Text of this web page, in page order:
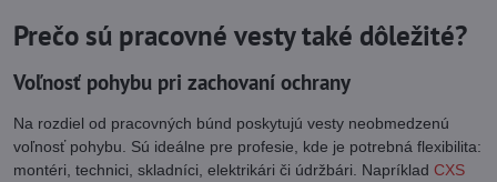
Prečo sú pracovné vesty také dôležité?
Voľnosť pohybu pri zachovaní ochrany
Na rozdiel od pracovných búnd poskytujú vesty neobmedzenú
voľnosť pohybu. Sú ideálne pre profesie, kde je potrebná flexibilita:
montéri, technici, skladníci, elektrikári či údržbári. Napríklad CXS